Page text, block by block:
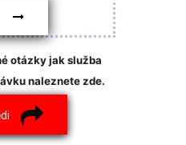
otázky jak služba
naleznete zde.